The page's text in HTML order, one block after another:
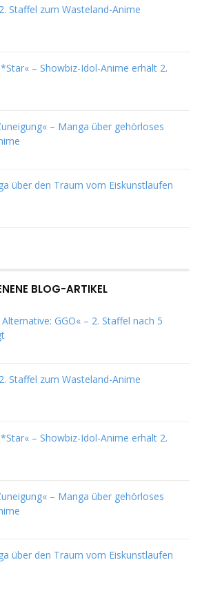
Staffel zum Wasteland-Anime
– Showbiz-Idol-Anime erhält 2.
– Manga über gehörloses
über den Traum vom Eiskunstlaufen
BLOG-ARTIKEL
GGO« – 2. Staffel nach 5
Staffel zum Wasteland-Anime
– Showbiz-Idol-Anime erhält 2.
– Manga über gehörloses
über den Traum vom Eiskunstlaufen